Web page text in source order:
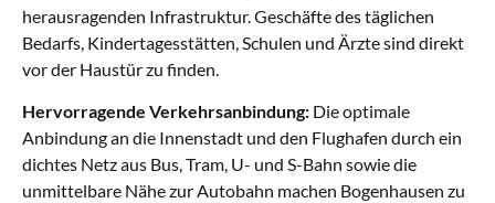
herausragenden Infrastruktur. Geschäfte des täglichen
Bedarfs, Kindertagesstätten, Schulen und Ärzte sind direkt
vor der Haustür zu finden.
Hervorragende Verkehrsanbindung: Die optimale
Anbindung an die Innenstadt und den Flughafen durch ein
dichtes Netz aus Bus, Tram, U- und S-Bahn sowie die
unmittelbare Nähe zur Autobahn machen Bogenhausen zu